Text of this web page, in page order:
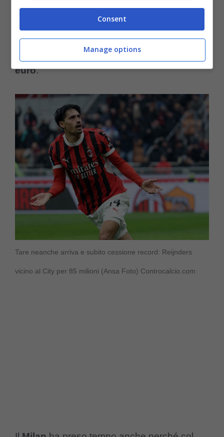
inglesi, proprio per non avere sorprese,
hanno già cominciato ad attivarsi e garantire
che sul piatto sono pronti circa
euro.
Tare neanche arriva e subito cessione record: Reijnders
vicino al City per 85 milioni (Ansa Foto) Controcalcio.com
Consent
Manage options